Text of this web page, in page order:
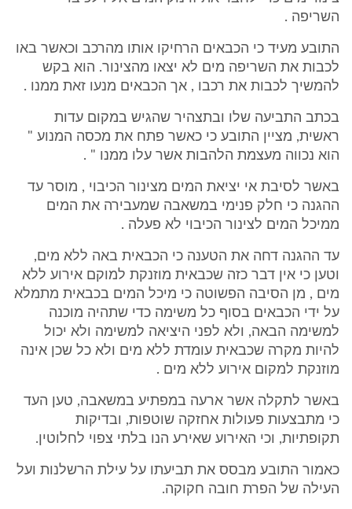
השריפה .
התובע מעיד כי הכבאים הרחיקו אותו מהרכב וכאשר באו
לכבות את השריפה מים לא יצאו מהצינור. הוא בקש
להמשיך לכבות את רכבו , אך הכבאים מנעו זאת ממנו .
בכתב התביעה שלו ובתצהיר שהגיש במקום עדות
ראשית, מציין התובע כי כאשר פתח את מכסה המנוע "
הוא נכווה מעצמת הלהבות אשר עלו ממנו " .
באשר לסיבת אי יציאת המים מצינור הכיבוי , מוסר עד
ההגנה כי חלק פנימי במשאבה שמעבירה את המים
ממיכל המים לצינור הכיבוי לא פעלה .
עד ההגנה דחה את הטענה כי הכבאית באה ללא מים,
וטען כי אין דבר כזה שכבאית מוזנקת למוקם אירוע ללא
מים , מן הסיבה הפשוטה כי מיכל המים בכבאית מתמלא
על ידי הכבאים בסוף כל משימה כדי שתהיה מוכנה
למשימה הבאה, ולא לפני היציאה למשימה ולא יכול
להיות מקרה שכבאית עומדת ללא מים ולא כל שכן אינה
מוזנקת למקום אירוע ללא מים .
באשר לתקלה אשר ארעה במפתיע במשאבה, טען העד
כי מתבצעות פעולות אחזקה שוטפות, ובדיקות
תקופתיות, וכי האירוע שאירע הנו בלתי צפוי לחלוטין.
כאמור התובע מבסס את תביעתו על עילת הרשלנות ועל
העילה של הפרת חובה חקוקה.